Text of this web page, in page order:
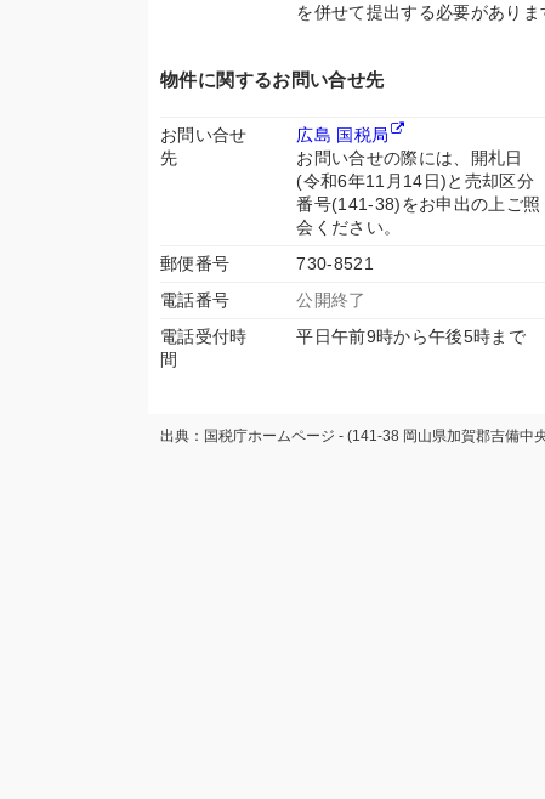
を併せて提出する必要がありま
物件に関するお問い合せ先
お問い合せ
先
広島 国税局
お問い合せの際には、開札日
(令和6年11月14日)と売却区分
番号(141-38)をお申出の上ご照
会ください。
郵便番号 730-8521
電話番号
公開終了
電話受付時
間
平日午前9時から午後5時まで
出典：国税庁ホームページ - (141-38 岡山県加賀郡吉備中